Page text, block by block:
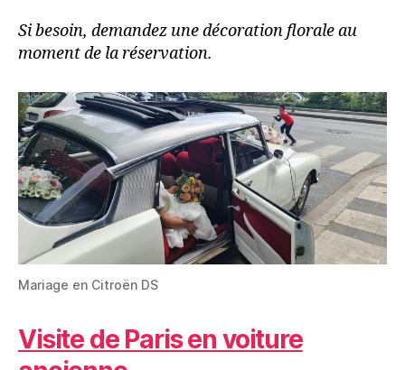
Si besoin, demandez une décoration florale au
moment de la réservation.
Mariage en Citroën DS
Visite de Paris en voiture